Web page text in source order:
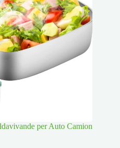
per Auto Camion